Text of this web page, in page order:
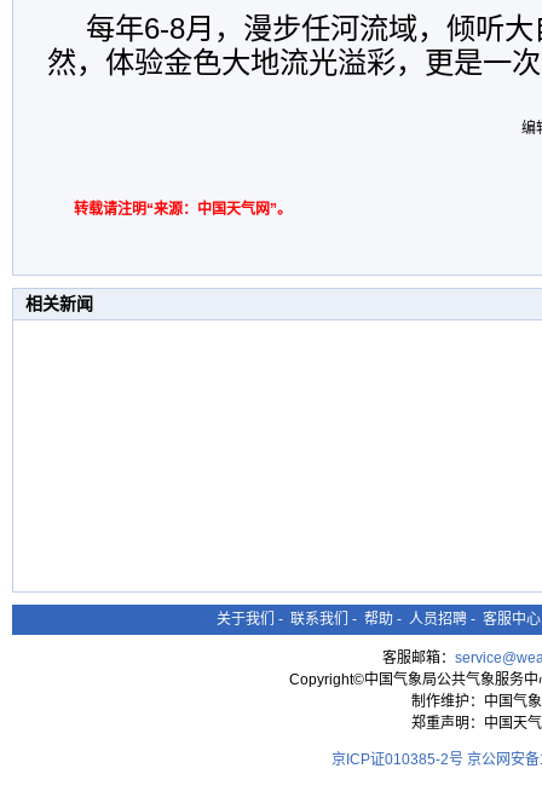
每年6-8月，漫步任河流域，倾听
然，体验金色大地流光溢彩，更是一
编
转载请注明“来源：中国天气网”。
相关新闻
关于我们 - 联系我们 - 帮助 - 人员招聘 - 客服中心
客服邮箱：
Copyright©中国气象局公共气象服务
制作维护：中国气
郑重声明：中国天
京ICP证010385-2号 京公网安